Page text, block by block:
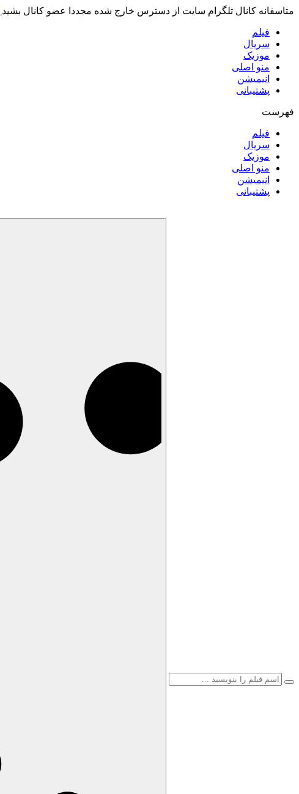
متاسفانه کانال تلگرام سایت از دسترس خارج شده مجددا عضو کانال بشید
فیلم
سریال
موزیک
منو اصلی
انیمیشن
پشتیبانی
فهرست
فیلم
سریال
موزیک
منو اصلی
انیمیشن
پشتیبانی